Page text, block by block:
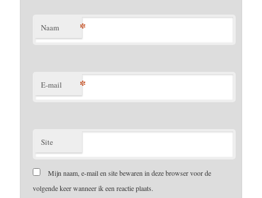
Naam *
E-mail *
Site
Mijn naam, e-mail en site bewaren in deze browser voor de
volgende keer wanneer ik een reactie plaats.